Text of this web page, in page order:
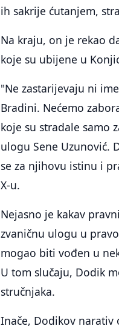
ih sakrije ćutanjem,
Na kraju, on je rekao
koje su ubijene u
"Ne zastarijevaju ni
Bradini. Nećemo
koje su stradale samo
ulogu Sene Uzunović.
se za njihovu istinu i
X-u.
Nejasno je kakav
zvaničnu ulogu u
mogao biti vođen u
U tom slučaju, Dodik
stručnjaka.
Inače, Dodikov narativ